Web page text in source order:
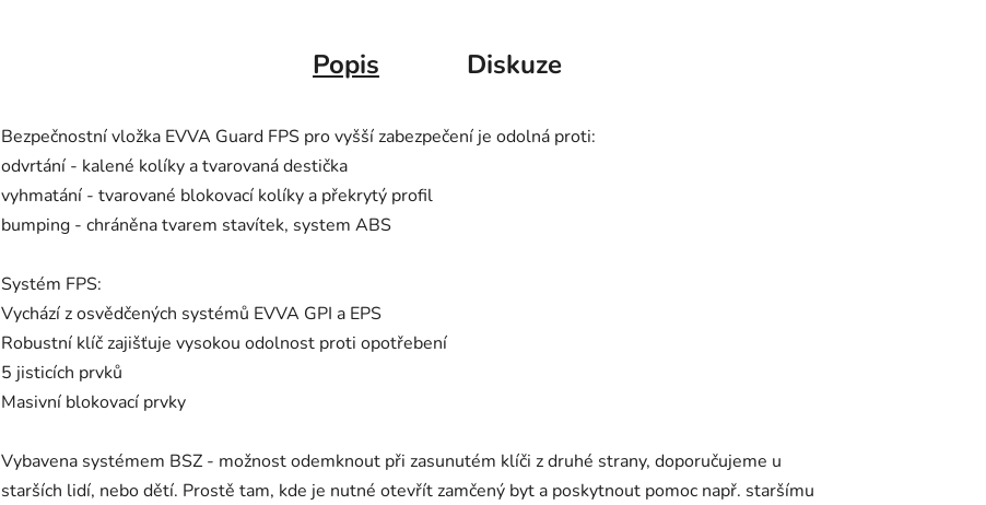
Popis Diskuze
Bezpečnostní vložka EVVA Guard FPS pro vyšší zabezpečení je odolná proti:
odvrtání - kalené kolíky a tvarovaná destička
vyhmatání - tvarované blokovací kolíky a překrytý profil
bumping - chráněna tvarem stavítek, system ABS
Systém FPS:
Vychází z osvědčených systémů EVVA GPI a EPS
Robustní klíč zajišťuje vysokou odolnost proti opotřebení
5 jisticích prvků
Masivní blokovací prvky
Vybavena systémem BSZ - možnost odemknout při zasunutém klíči z druhé strany, doporučujeme u
starších lidí, nebo dětí. Prostě tam, kde je nutné otevřít zamčený byt a poskytnout pomoc např. staršímu